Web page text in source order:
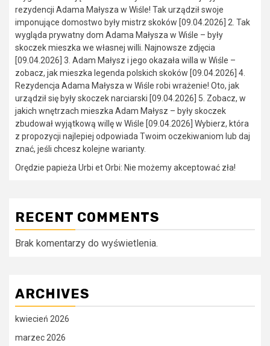
rezydencji Adama Małysza w Wiśle! Tak urządził swoje
imponujące domostwo były mistrz skoków [09.04.2026] 2. Tak
wygląda prywatny dom Adama Małysza w Wiśle – były
skoczek mieszka we własnej willi. Najnowsze zdjęcia
[09.04.2026] 3. Adam Małysz i jego okazała willa w Wiśle –
zobacz, jak mieszka legenda polskich skoków [09.04.2026] 4.
Rezydencja Adama Małysza w Wiśle robi wrażenie! Oto, jak
urządził się były skoczek narciarski [09.04.2026] 5. Zobacz, w
jakich wnętrzach mieszka Adam Małysz – były skoczek
zbudował wyjątkową willę w Wiśle [09.04.2026] Wybierz, która
z propozycji najlepiej odpowiada Twoim oczekiwaniom lub daj
znać, jeśli chcesz kolejne warianty.
Orędzie papieża Urbi et Orbi: Nie możemy akceptować zła!
RECENT COMMENTS
Brak komentarzy do wyświetlenia.
ARCHIVES
kwiecień 2026
marzec 2026